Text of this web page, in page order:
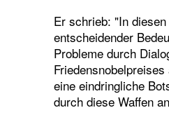
Er schrieb: "In
entscheidender
Probleme durch
eine eindringliche
durch diese Waffen